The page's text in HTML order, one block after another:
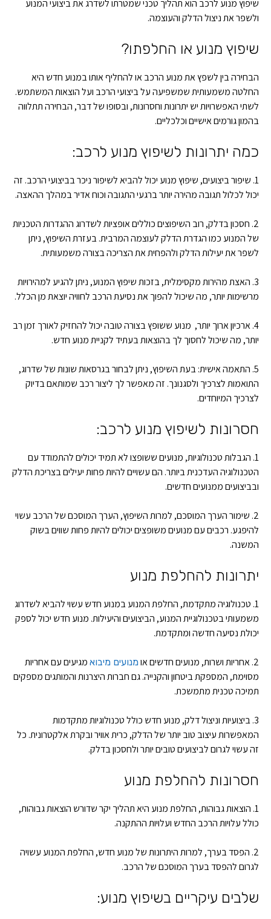
שיפוץ מנוע לרכב הוא תהליך טכני שמטרתו לשדרג את ביצועי המנוע
ולשפר את ניצול הדלק והעוצמה.
שיפוץ מנוע או החלפתו?
הבחירה בין לשפץ את מנוע הרכב או להחליף אותו במנוע חדש היא
החלטה משמעותית שמשפיעה על ביצועי הרכב ועל הוצאות המשתמש.
לשתי האפשרויות יש יתרונות וחסרונות, ובסופו של דבר, הבחירה תתלווה
בהמון גורמים אישיים וכלכליים.
כמה יתרונות לשיפוץ מנוע לרכב:
1. שיפור ביצועים, שיפוץ מנוע יכול להביא לשיפור ניכר בביצועי הרכב. זה
יכול לכלול תגובה מהירה יותר ברגעי התגובה וכוח אדיר במהלך ההאצה.
2. חסכון בדלק, רוב השיפוצים כוללים אופציות לשדרוג ההגדרות הטכניות
של המנוע כמו הגדרת הדלק לעוצמה המרבית. בעזרת השיפוץ, ניתן
לשפר את יעילות הדלק ולהפחית את הצריכה בצורה משמעותית.
3. האצת מהירות מקסימלית, בזכות שיפוץ המנוע, ניתן להגיע למהירויות
מרשימות יותר, מה שיכול להפוך את נסיעת הרכב לחוויה יוצאת מן הכלל.
4. ארכיון ארוך יותר, מנוע ששופץ בצורה טובה יכול להחזיק לאורך זמן רב
יותר, מה שיכול לחסוך לך בהוצאות בעתיד לקניית מנוע חדש.
5. התאמה אישית: בעת השיפוץ, ניתן לבחור בגרסאות שונות של שדרוג,
התואמות לצרכיך ולסגנונך. זה מאפשר לך ליצור רכב שמותאם בדיוק
לצרכיך המיוחדים.
חסרונות לשיפוץ מנוע לרכב:
1. הגבלות טכנולוגיות, מנועים ששופצו לא תמיד יכולים להתמודד עם
הטכנולוגיה העדכנית ביותר. הם עשויים להיות פחות יעילים בצריכת הדלק
ובביצועים ממנועים חדשים.
2. שימור הערך המוסכם, למרות השיפוץ, הערך המוסכם של הרכב עשוי
להיפגע. רכבים עם מנועים משופצים יכולים להיות פחות שווים בשוק
המשנה.
יתרונות להחלפת מנוע
1. טכנולוגיה מתקדמת, החלפת המנוע במנוע חדש עשוי להביא לשדרוג
משמעותי בטכנולוגיית המנוע, הביצועים והיעילות. מנוע חדש יכול לספק
יכולת נסיעה חדשה ומתקדמת.
2. אחריות ושרות, מנועים חדשים או מנועים מיבוא מגיעים עם אחריות
מסוימת, המספקת ביטחון והקנייה. גם חברות היצרנות והמותגים מספקים
תמיכה טכנית מתמשכת.
3. ביצועיות וניצול דלק, מנוע חדש כולל טכנולוגיות מתקדמות
המאפשרות עיצוב טוב יותר של הדלק, כרית אוויר ובקרת אלקטרונית. כל
זה עשוי לגרום לביצועים טובים יותר ולחסכון בדלק.
חסרונות להחלפת מנוע
1. הוצאות גבוהות, החלפת מנוע היא תהליך יקר שדורש הוצאות גבוהות,
כולל עלויות הרכב החדש ועלויות ההתקנה.
2. הפסד בערך, למרות היתרונות של מנוע חדש, החלפת המנוע עשויה
לגרום להפסד בערך המוסכם של הרכב.
שלבים עיקריים בשיפוץ מנוע: